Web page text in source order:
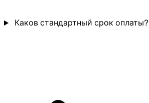
Каков стандартный срок оплаты?